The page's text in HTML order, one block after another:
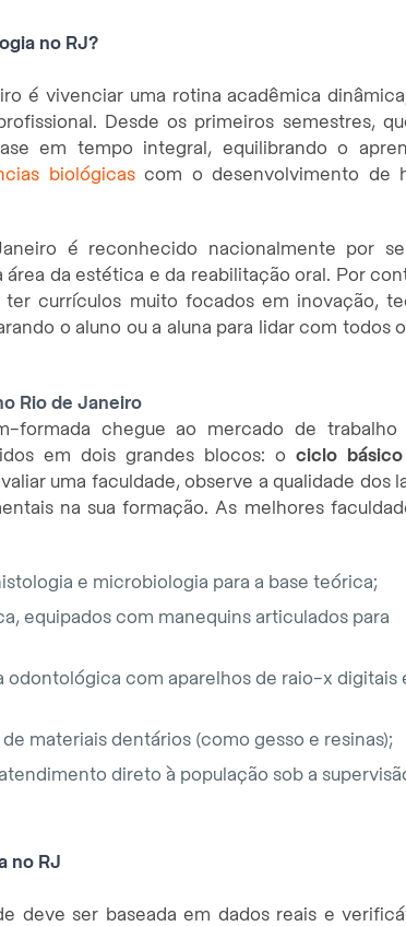
no RJ?
é vivenciar uma rotina acadêmica
Desde os primeiros semestres,
em tempo integral, equilibrando o
biológicascom o desenvolvimento de
é reconhecido nacionalmente por
da estética e da reabilitação oral. Por
currículos muito focados em inovação,
o aluno ou a aluna para lidar com todos
Rio de Janeiro
formada chegue ao mercado de
em dois grandes blocos: o ciclo
uma faculdade, observe a qualidade dos
na sua formação. As melhores
e microbiologia para a base teórica;
equipados com manequins articulados para
odontológica com aparelhos de raio-x digitais
materiais dentários (como gesso e resinas);
direto à população sob a
no RJ
deve ser baseada em dados reais e